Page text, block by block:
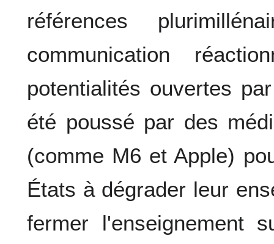
références
communication
potentialités ouvertes
été poussé par des
(comme M6 et Apple)
États à dégrader leur
fermer l'enseignement